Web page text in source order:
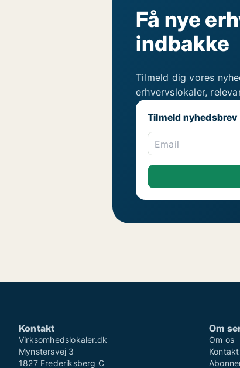
Få nye
indbakke
Tilmeld dig vores
erhvervslokaler,
Tilmeld nyhedsbrev
Email
Kontakt
Virksomhedslokaler.dk
Mynstersvej 3
1827 Frederiksberg C
Om
Om os